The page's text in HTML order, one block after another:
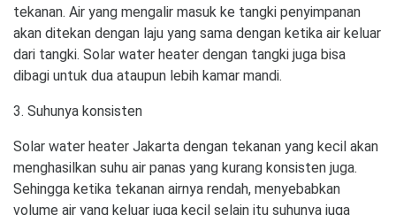
tekanan. Air yang mengalir masuk ke tangki penyimpanan
akan ditekan dengan laju yang sama dengan ketika air keluar
dari tangki. Solar water heater dengan tangki juga bisa
dibagi untuk dua ataupun lebih kamar mandi.
3. Suhunya konsisten
Solar water heater Jakarta dengan tekanan yang kecil akan
menghasilkan suhu air panas yang kurang konsisten juga.
Sehingga ketika tekanan airnya rendah, menyebabkan
volume air yang keluar juga kecil selain itu suhunya juga